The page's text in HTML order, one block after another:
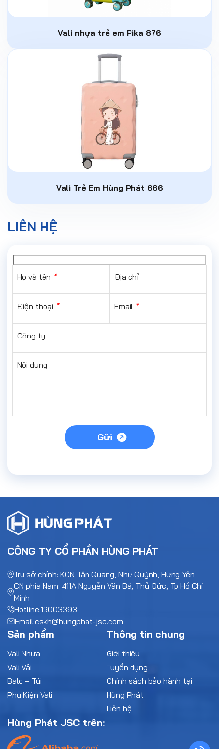
Vali nhựa trẻ em Pika 876
Vali Trẻ Em Hùng Phát 666
LIÊN HỆ
Họ và tên * Địa chỉ
Điện thoại * Email *
Công ty
Nội dung
Gửi
CÔNG TY CỔ PHẦN HÙNG PHÁT
Trụ sở chính: KCN Tân Quang, Như Quỳnh, Hưng Yên
CN phía Nam: 411A Nguyễn Văn Bá, Thủ Đức, Tp Hồ Chí
Minh
Hotline:19003393
Email:cskh@hungphat-jsc.com
Sản phẩm
Vali Nhựa
Vali Vải
Balo – Túi
Phụ Kiện Vali
Thông tin chung
Giới thiệu
Tuyển dụng
Chính sách bảo hành tại
Hùng Phát
Liên hệ
Hùng Phát JSC trên: